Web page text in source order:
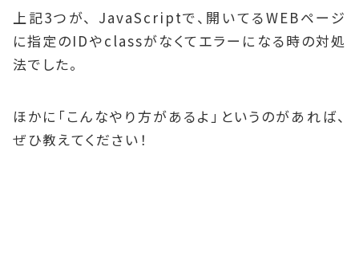
上記3つが、 JavaScriptで、開いてるWEBページ
に指定のIDやclassがなくてエラーになる時の対処
法でした。
ほかに「こんなやり方があるよ」というのがあれば、
ぜひ教えてください！